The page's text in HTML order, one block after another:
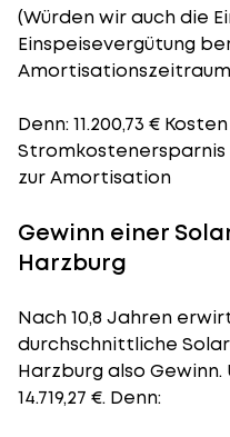
(Würden wir auch die
Einspeisevergütung
Amortisationszeitraum
Denn: 11.200,73 €
Stromkostenersparnis
zur Amortisation
Gewinn einer
Harzburg
Nach 10,8 Jahren
durchschnittliche
Harzburg also
14.719,27 €. Denn: